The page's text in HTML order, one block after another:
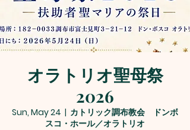
オラトリオ聖母祭
2026
Sun, May 24
  |
カトリック調布教会 ドンボ
スコ・ホール／オラトリオ